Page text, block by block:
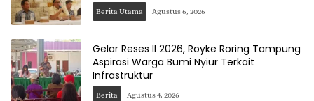
Berita Utama Agustus 6, 2026
Gelar Reses II 2026, Royke Roring Tampung
Aspirasi Warga Bumi Nyiur Terkait
Infrastruktur
Berita Agustus 4, 2026